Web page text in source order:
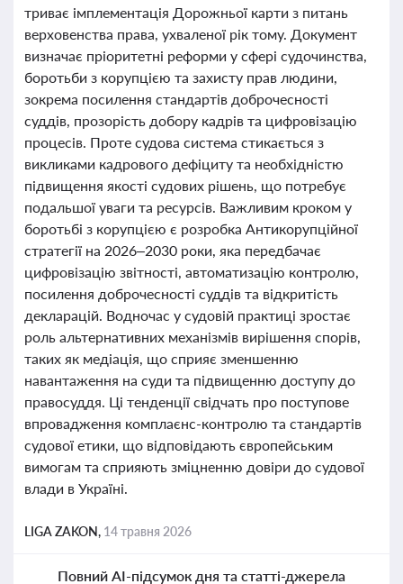
триває імплементація Дорожньої карти з питань
верховенства права, ухваленої рік тому. Документ
визначає пріоритетні реформи у сфері судочинства,
боротьби з корупцією та захисту прав людини,
зокрема посилення стандартів доброчесності
суддів, прозорість добору кадрів та цифровізацію
процесів. Проте судова система стикається з
викликами кадрового дефіциту та необхідністю
підвищення якості судових рішень, що потребує
подальшої уваги та ресурсів. Важливим кроком у
боротьбі з корупцією є розробка Антикорупційної
стратегії на 2026–2030 роки, яка передбачає
цифровізацію звітності, автоматизацію контролю,
посилення доброчесності суддів та відкритість
декларацій. Водночас у судовій практиці зростає
роль альтернативних механізмів вирішення спорів,
таких як медіація, що сприяє зменшенню
навантаження на суди та підвищенню доступу до
правосуддя. Ці тенденції свідчать про поступове
впровадження комплаєнс-контролю та стандартів
судової етики, що відповідають європейським
вимогам та сприяють зміцненню довіри до судової
влади в Україні.
LIGA ZAKON, 14 травня 2026
Повний AI-підсумок дня та статті-джерела